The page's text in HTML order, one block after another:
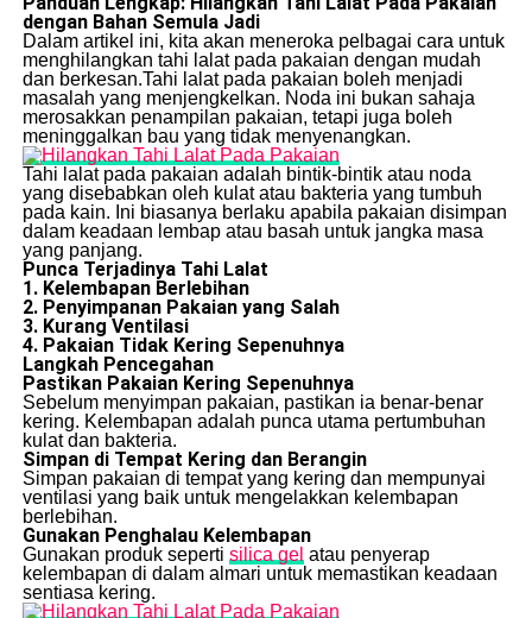
dengan Bahan Semula Jadi
Dalam artikel ini, kita akan meneroka pelbagai cara untuk
menghilangkan tahi lalat pada pakaian dengan mudah
dan berkesan.Tahi lalat pada pakaian boleh menjadi
masalah yang menjengkelkan. Noda ini bukan sahaja
merosakkan penampilan pakaian, tetapi juga boleh
meninggalkan bau yang tidak menyenangkan.
Tahi lalat pada pakaian adalah bintik-bintik atau noda
yang disebabkan oleh kulat atau bakteria yang tumbuh
pada kain. Ini biasanya berlaku apabila pakaian disimpan
dalam keadaan lembap atau basah untuk jangka masa
yang panjang.
Punca Terjadinya Tahi Lalat
1. Kelembapan Berlebihan
2. Penyimpanan Pakaian yang Salah
3. Kurang Ventilasi
4. Pakaian Tidak Kering Sepenuhnya
Langkah Pencegahan
Pastikan Pakaian Kering Sepenuhnya
Sebelum menyimpan pakaian, pastikan ia benar-benar
kering. Kelembapan adalah punca utama pertumbuhan
kulat dan bakteria.
Simpan di Tempat Kering dan Berangin
Simpan pakaian di tempat yang kering dan mempunyai
ventilasi yang baik untuk mengelakkan kelembapan
berlebihan.
Gunakan Penghalau Kelembapan
Gunakan produk seperti silica gel atau penyerap
kelembapan di dalam almari untuk memastikan keadaan
sentiasa kering.